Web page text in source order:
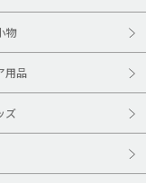
物
用品
ズ